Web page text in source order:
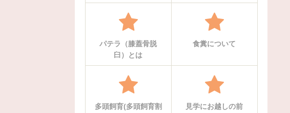
パテラ（膝蓋骨脱
臼）とは
食糞について
多頭飼育(多頭飼育割
見学にお越しの前